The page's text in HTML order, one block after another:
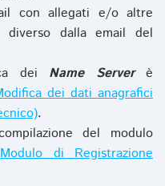
con allegati e/o altre
dalla email del
dei Name Serverè
dei dati anagrafici
.
del modulo
Modulo di Registrazione